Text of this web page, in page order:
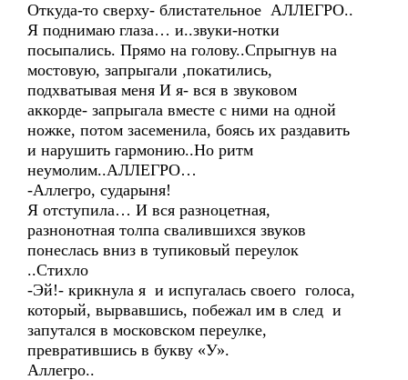
Откуда-то сверху- блистательное АЛЛЕГРО..
Я поднимаю глаза… и..звуки-нотки
посыпались. Прямо на голову..Спрыгнув на
мостовую, запрыгали ,покатились,
подхватывая меня И я- вся в звуковом
аккорде- запрыгала вместе с ними на одной
ножке, потом засеменила, боясь их раздавить
и нарушить гармонию..Но ритм
неумолим..АЛЛЕГРО…
-Аллегро, сударыня!
Я отступила… И вся разноцетная,
разнонотная толпа свалившихся звуков
понеслась вниз в тупиковый переулок
..Стихло
-Эй!- крикнула я и испугалась своего голоса,
который, вырвавшись, побежал им в след и
запутался в московском переулке,
превратившись в букву «У».
Аллегро..